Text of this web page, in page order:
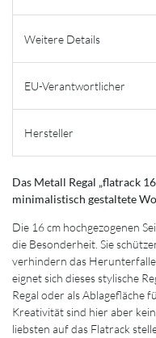
Weitere Details
EU-Verantwortlicher
Hersteller
Das Metall Regal „flatrack
minimalistisch gestaltete
Die 16 cm hochgezogenen
die Besonderheit. Sie
verhindern das
eignet sich dieses stylische
Regal oder als Ablagefläche
Kreativität sind hier aber
liebsten auf das Flatrack